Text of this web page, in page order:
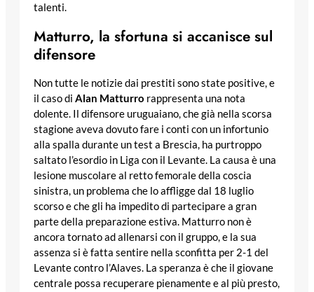
talenti.
Matturro, la sfortuna si accanisce sul
difensore
Non tutte le notizie dai prestiti sono state positive, e
il caso di Alan Matturro rappresenta una nota
dolente. Il difensore uruguaiano, che già nella scorsa
stagione aveva dovuto fare i conti con un infortunio
alla spalla durante un test a Brescia, ha purtroppo
saltato l’esordio in Liga con il Levante. La causa è una
lesione muscolare al retto femorale della coscia
sinistra, un problema che lo affligge dal 18 luglio
scorso e che gli ha impedito di partecipare a gran
parte della preparazione estiva. Matturro non è
ancora tornato ad allenarsi con il gruppo, e la sua
assenza si è fatta sentire nella sconfitta per 2-1 del
Levante contro l’Alaves. La speranza è che il giovane
centrale possa recuperare pienamente e al più presto,